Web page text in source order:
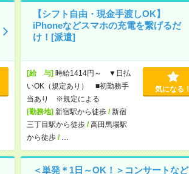
【シフト自由・現金手渡しOK】
iPhoneなどスマホの充電を繋げるだ
け！[派遣]
[給 与]時給1414円～ ▼日払
いOK（規定あり） ■初勤務手
当あり ※規定による
[勤務地]新宿駅から徒歩/新宿
三丁目駅から徒歩/高田馬場駅
から徒歩/
気になる！
＜単発＊1日～OK！＞コンサートなど